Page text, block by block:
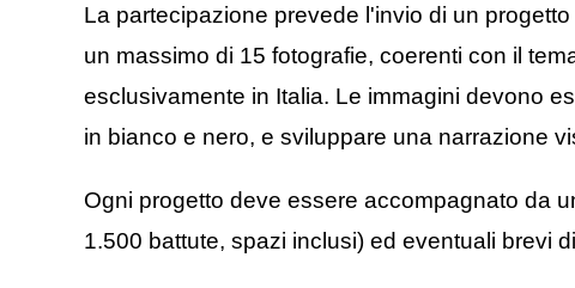
La partecipazione prevede l'invio di un
un massimo di 15 fotografie, coerenti con il
esclusivamente in Italia. Le immagini devono
in bianco e nero, e sviluppare una narrazione
Ogni progetto deve essere accompagnato da
1.500 battute, spazi inclusi) ed eventuali brevi